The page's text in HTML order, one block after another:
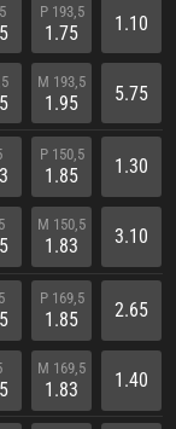
P 193,5
1.75
M 193,5
1.95
1.10
5.75
P 150,5
1.85
M 150,5
1.83
1.30
3.10
P 169,5
1.85
M 169,5
1.83
2.65
1.40